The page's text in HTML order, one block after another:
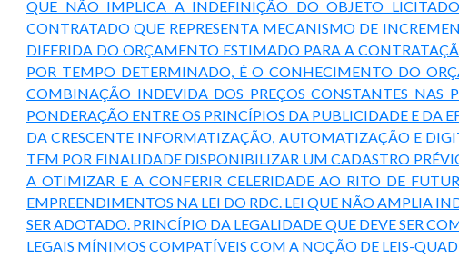
QUE NÃO IMPLICA A INDEFINIÇÃO DO OBJETO
CONTRATADO QUE REPRESENTA MECANISMO DE
DIFERIDA DO ORÇAMENTO ESTIMADO PARA A
POR TEMPO DETERMINADO, É O CONHECIMENTO DO
COMBINAÇÃO INDEVIDA DOS PREÇOS CONSTANTES NAS
PONDERAÇÃO ENTRE OS PRINCÍPIOS DA PUBLICIDADE E DA
DA CRESCENTE INFORMATIZAÇÃO, AUTOMATIZAÇÃO E
TEM POR FINALIDADE DISPONIBILIZAR UM CADASTRO
A OTIMIZAR E A CONFERIR CELERIDADE AO RITO DE
EMPREENDIMENTOS NA LEI DO RDC. LEI QUE NÃO AMPLIA
SER ADOTADO. PRINCÍPIO DA LEGALIDADE QUE DEVE SER
LEGAIS MÍNIMOS COMPATÍVEIS COM A NOÇÃO DE LEIS-